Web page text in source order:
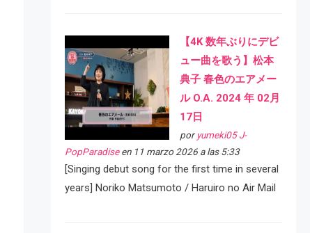
【4K 数年ぶりにデビ
ュー曲を歌う】松本
典子 春色のエアメー
ル O.A. 2024 年 02月
17日
por yumeki05 J-
PopParadiseen 11 marzo 2026 a las 5:33
[Singing debut song for the first time in several
years] Noriko Matsumoto / Haruiro no Air Mail